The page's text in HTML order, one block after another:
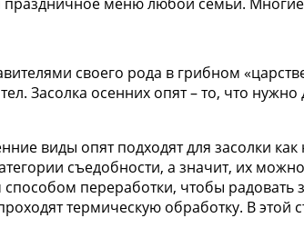
своего рода в грибном
Засолка осенних опят – то, что
виды опят подходят для засолки
съедобности, а значит, их
переработки, чтобы
термическую обработку. В